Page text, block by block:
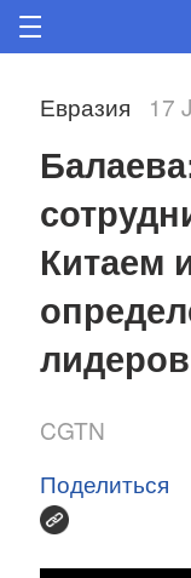
Евразия 17
Китаем
CGTN
Поделиться